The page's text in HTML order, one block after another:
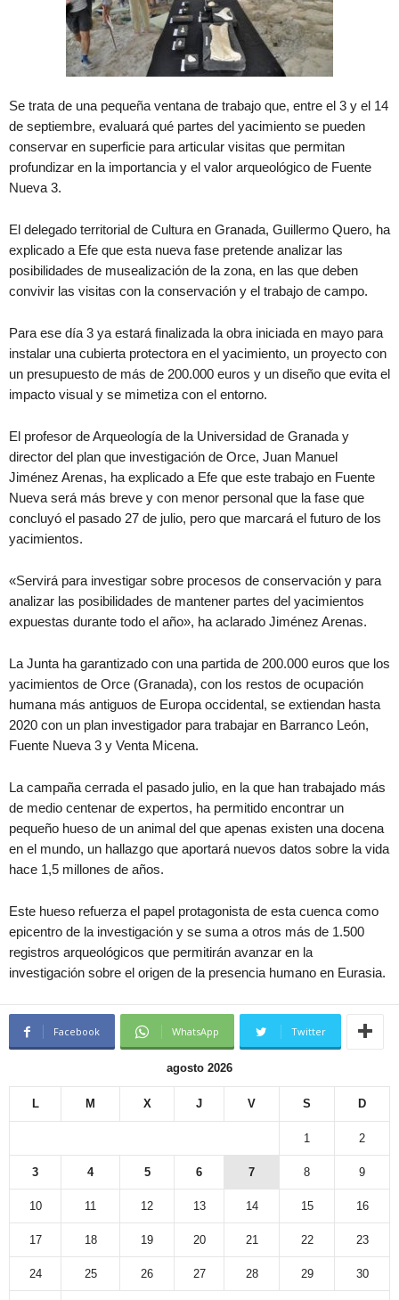
Se trata de una pequeña ventana de trabajo que, entre el 3 y el 14
de septiembre, evaluará qué partes del yacimiento se pueden
conservar en superficie para articular visitas que permitan
profundizar en la importancia y el valor arqueológico de Fuente
Nueva 3.
El delegado territorial de Cultura en Granada, Guillermo Quero, ha
explicado a Efe que esta nueva fase pretende analizar las
posibilidades de musealización de la zona, en las que deben
convivir las visitas con la conservación y el trabajo de campo.
Para ese día 3 ya estará finalizada la obra iniciada en mayo para
instalar una cubierta protectora en el yacimiento, un proyecto con
un presupuesto de más de 200.000 euros y un diseño que evita el
impacto visual y se mimetiza con el entorno.
El profesor de Arqueología de la Universidad de Granada y
director del plan que investigación de Orce, Juan Manuel
Jiménez Arenas, ha explicado a Efe que este trabajo en Fuente
Nueva será más breve y con menor personal que la fase que
concluyó el pasado 27 de julio, pero que marcará el futuro de los
yacimientos.
«Servirá para investigar sobre procesos de conservación y para
analizar las posibilidades de mantener partes del yacimientos
expuestas durante todo el año», ha aclarado Jiménez Arenas.
La Junta ha garantizado con una partida de 200.000 euros que los
yacimientos de Orce (Granada), con los restos de ocupación
humana más antiguos de Europa occidental, se extiendan hasta
2020 con un plan investigador para trabajar en Barranco León,
Fuente Nueva 3 y Venta Micena.
La campaña cerrada el pasado julio, en la que han trabajado más
de medio centenar de expertos, ha permitido encontrar un
pequeño hueso de un animal del que apenas existen una docena
en el mundo, un hallazgo que aportará nuevos datos sobre la vida
hace 1,5 millones de años.
Este hueso refuerza el papel protagonista de esta cuenca como
epicentro de la investigación y se suma a otros más de 1.500
registros arqueológicos que permitirán avanzar en la
investigación sobre el origen de la presencia humano en Eurasia.
Facebook WhatsApp Twitter
agosto 2026
L M X J V S D
1 2
3 4 5 6 7 8 9
10 11 12 13 14 15 16
17 18 19 20 21 22 23
24 25 26 27 28 29 30